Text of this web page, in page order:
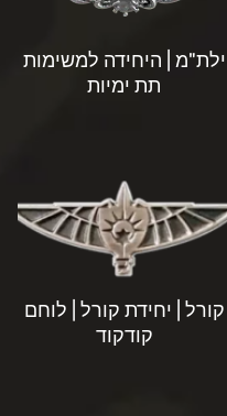
ילת"מ | היחידה למשימות
תת ימיות
קורל | יחידת קורל | לוחם
קודקוד